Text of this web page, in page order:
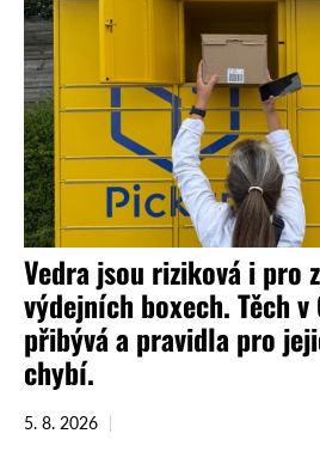
Vedra jsou riziková i pro
výdejních boxech. Těch
přibývá a pravidla pro
chybí.
5. 8. 2026